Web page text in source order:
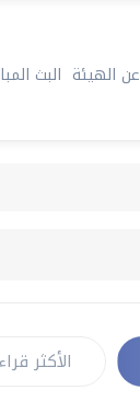
عن الهيئة البث
الأكثر